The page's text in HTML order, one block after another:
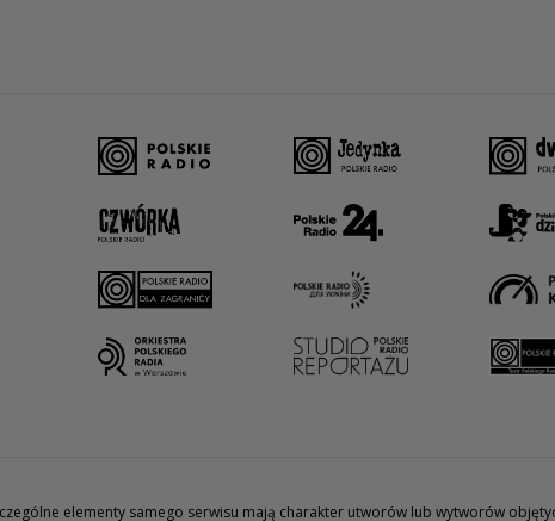
elementy samego serwisu mają charakter utworów lub wytworów